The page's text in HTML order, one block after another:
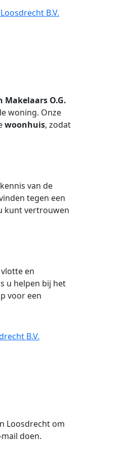
B.V.
Makelaars O.G.
woning. Onze
woonhuis, zodat
van de
tegen een
kunt vertrouwen
en
u helpen bij het
voor een
B.V.
Loosdrecht om
doen.